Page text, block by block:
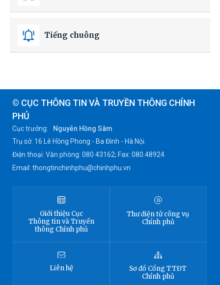
Tiếng chuông
© CỤC THÔNG TIN VÀ TRUYỀN THÔNG CHÍNH
PHỦ
Cục trưởng:
Nguyễn Hồng Sâm
Trụ sở: 16 Lê Hồng Phong - Ba Đình - Hà Nội.
Điện thoại: Văn phòng: 080 43162; Fax: 080.48924
Email: thongtinchinhphu@chinhphu.vn
Giới thiệu Cục
Thông tinvà Truyền
thông Chính phủ
Thư điện tử công vụ
Chính phủ
Liên hệ Sơ đồ Cổng TTĐT
Chính phủ